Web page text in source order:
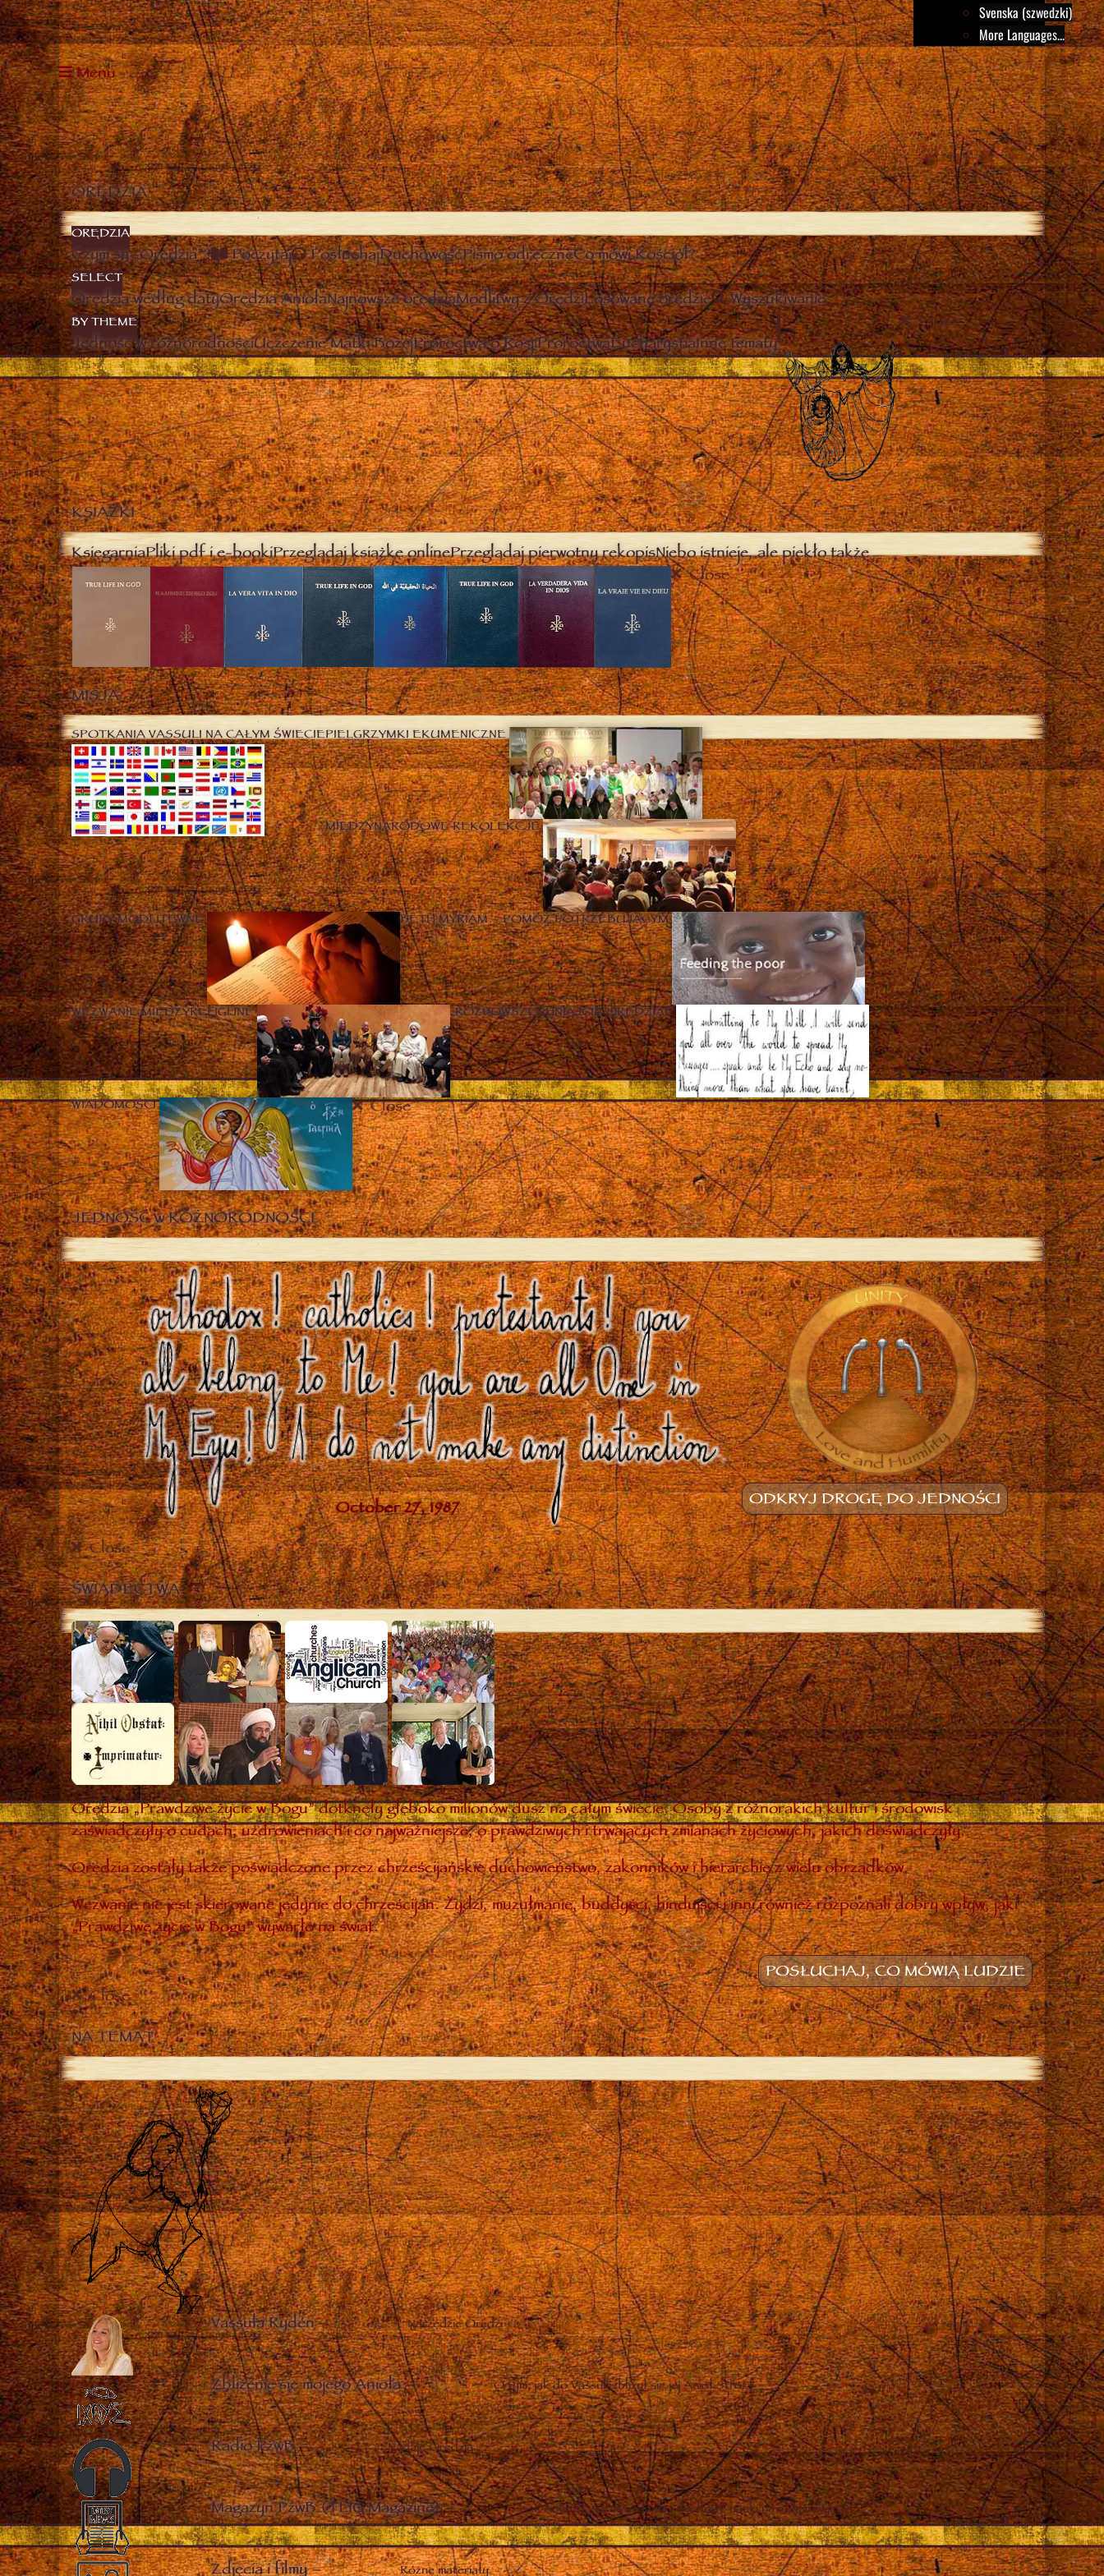
Svenska (szwedzki)
More Languages...
Menu
ORĘDZIA
ORĘDZIA
Czym są „Orędzia”? Poczytaj PosłuchajDuchowośćPismo odręczneCo mówi Kościół?
SELECT
Orędzia według datyOrędzia AniołaNajnowsze orędziaModlitwy z OrędziLosowane orędzie Wyszukiwanie
BY THEME
Jedność w różnorodnościUczczenie Matki BożejProroctwa o RosjiProroctwaEucharystiaInne tematy
Close
KSIĄŻKI
KsięgarniaPliki pdf i e-bookiPrzeglądaj książkę onlinePrzeglądaj pierwotny rękopisNiebo istnieje, ale piekło także
Close
MISJA
SPOTKANIA VASSULI NA CAŁYM ŚWIECIEPIELGRZYMKI EKUMENICZNE
MIĘDZYNARODOWE REKOLEKCJE
GRUPY MODLITEWNE BETH MYRIAM – POMÓŻ POTRZEBUJĄCYM
WEZWANIE MIĘDZYRELIGIJNE „ROZPOWSZECHNIAJCIE ORĘDZIA!”
WIADOMOŚCI Close
JEDNOŚĆ w RÓŻNORODNOŚCI
ODKRYJ DROGĘ DO JEDNOŚCI
Close
ŚWIADECTWA
Orędzia „Prawdziwe życie w Bogu” dotknęły głęboko milionów dusz na całym świecie. Osoby z różnorakich kultur i środowisk
zaświadczyły o cudach, uzdrowieniach i co najważniejsze, o prawdziwych i trwających zmianach życiowych, jakich doświadczyły.
Orędzia zostały także poświadczone przez chrześcijańskie duchowieństwo, zakonników i hierarchię z wielu obrządków.
Wezwanie nie jest skierowane jedynie do chrześcijan. Żydzi, muzułmanie, buddyści, hinduiści i inni również rozpoznali dobry wpływ, jaki
„Prawdziwe życie w Bogu” wywarło na świat.
POSŁUCHAJ, CO MÓWIĄ LUDZIE
Close
NA TEMAT
Vassula Rydén– Narzędzie Orędzi
Zbliżenie się mojego Anioła– O tym, jak do Vassuli zbliżył się jej Anioł Stróż
Radio PżwB– Nadaje Orędzia
Magazyn PżwB (TLIG Magazine)– Działania, sprawozdania i duchowe nauki na całym świecie
Zdjęcia i filmy– Różne materiały